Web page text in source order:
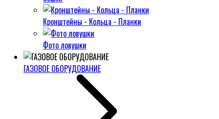
Кронштейны - Кольца - Планки
Фото ловушки
ГАЗОВОЕ ОБОРУДОВАНИЕ